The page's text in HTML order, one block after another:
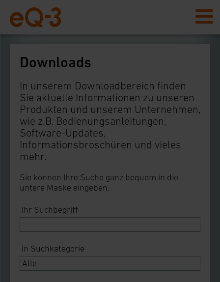
Downloads
In unserem Downloadbereich finden
Sie aktuelle Informationen zu unseren
Produkten und unserem Unternehmen,
wie z.B. Bedienungsanleitungen,
Software-Updates,
Informationsbroschüren und vieles
mehr.
Sie können Ihre Suche ganz bequem in die
untere Maske eingeben.
Ihr Suchbegriff
In Suchkategorie